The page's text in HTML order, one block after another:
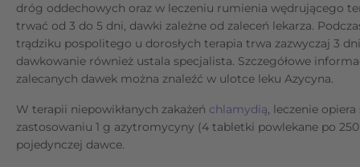
dróg oddechowych oraz w leczeniu rumienia wędrującego
trwać od 3 do 5 dni, dawki zależne od zaleceń lekarza.
trądziku pospolitego u dorosłych terapia trwa zazwyczaj 3
dawkowanie również ustala specjalista. Szczegółowe
zalecanych dawek można znaleźć w ulotce leku Azycyna.
W terapii niepowikłanych zakażeń chlamydią, leczenie opiera
zastosowaniu 1 g azytromycyny (4 tabletki powlekane po
pojedynczej dawce.